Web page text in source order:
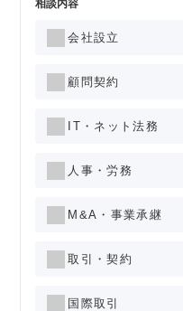
相談内容
会社設立
顧問契約
IT・ネット法務
人事・労務
M&A・事業承継
取引・契約
国際取引